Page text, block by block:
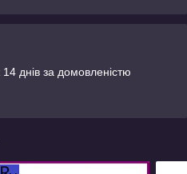
днів за домовленістю